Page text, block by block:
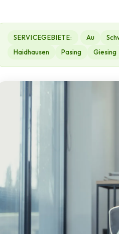
SERVICEGEBIETE: Au
Haidhausen
Pasing Giesing